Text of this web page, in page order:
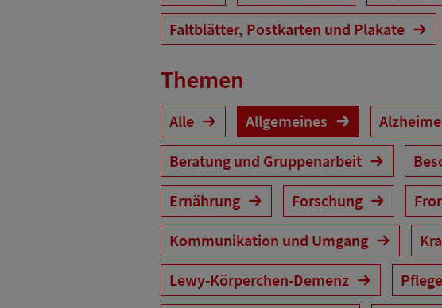
Faltblätter, Postkarten und Plakate
Themen
Alle Allgemeines
Beratung und Gruppenarbeit
Ernährung
Forschung
Kommunikation und Umgang
Lewy-Körperchen-Demenz